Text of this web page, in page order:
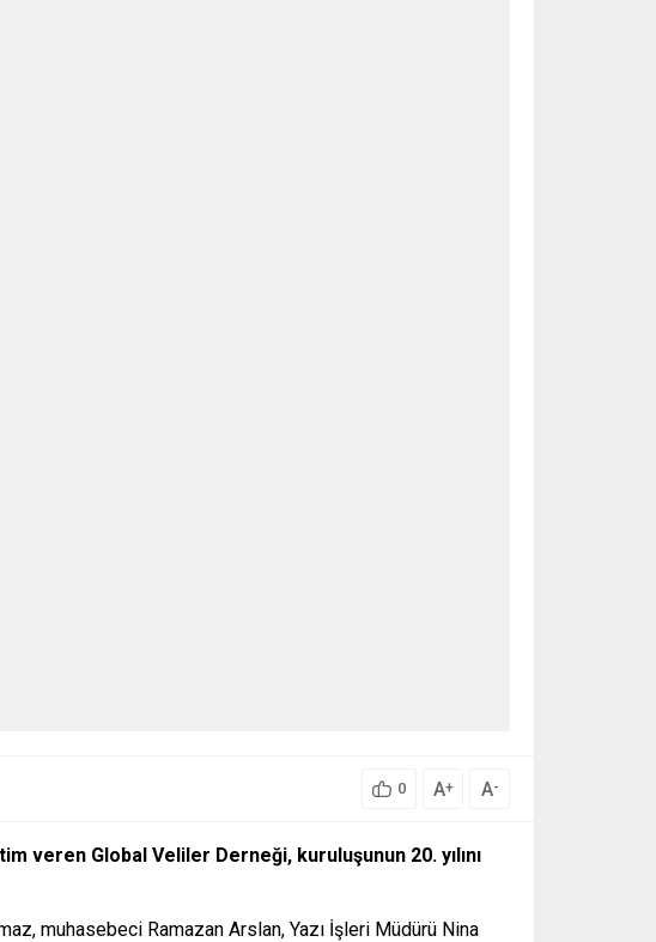
0 A+ A-
veren Global Veliler Derneği, kuruluşunun 20. yılını
muhasebeci Ramazan Arslan, Yazı İşleri Müdürü Nina